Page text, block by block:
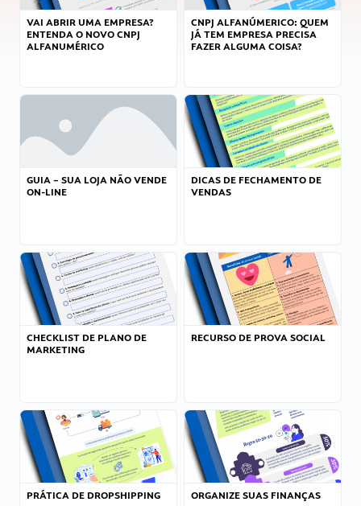
VAI ABRIR UMA EMPRESA?
ENTENDA O NOVO CNPJ
ALFANUMÉRICO
CNPJ ALFANÚMERICO: QUEM
JÁ TEM EMPRESA PRECISA
FAZER ALGUMA COISA?
GUIA – SUA LOJA NÃO VENDE
ON-LINE
DICAS DE FECHAMENTO DE
VENDAS
CHECKLIST DE PLANO DE
MARKETING
RECURSO DE PROVA SOCIAL
PRÁTICA DE DROPSHIPPING ORGANIZE SUAS FINANÇAS